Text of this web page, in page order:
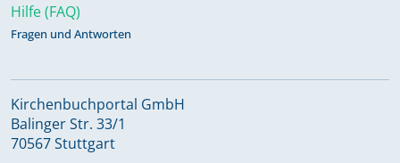
Hilfe (FAQ)
Fragen und Antworten
Kirchenbuchportal GmbH
Balinger Str. 33/1
70567 Stuttgart